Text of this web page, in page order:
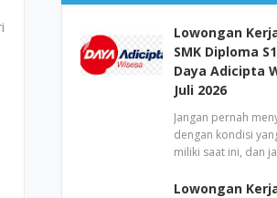
Lowongan
SMK Diploma
Daya Adicipta
Juli 2026
Jangan pernah
dengan kondisi
miliki saat ini, dan
Lowongan